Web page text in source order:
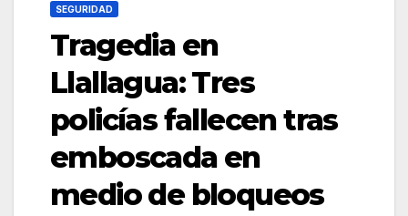
SEGURIDAD
Tragedia en
Llallagua: Tres
policías fallecen tras
emboscada en
medio de bloqueos